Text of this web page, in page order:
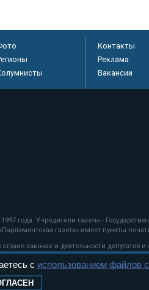
Контакты
Реклама
Вакансии
года. Учредители газеты -
газета» имеет пункты
законах и деятельности депутатов
с использованием файлов